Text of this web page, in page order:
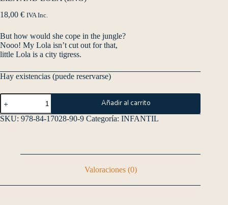
18,00 € IVA Inc.
But how would she cope in the jungle?
Nooo! My Lola isn’t cut out for that,
little Lola is a city tigress.
Hay existencias (puede reservarse)
Añadir al carrito
SKU: 978-84-17028-90-9 Categoría: INFANTIL
Valoraciones (0)